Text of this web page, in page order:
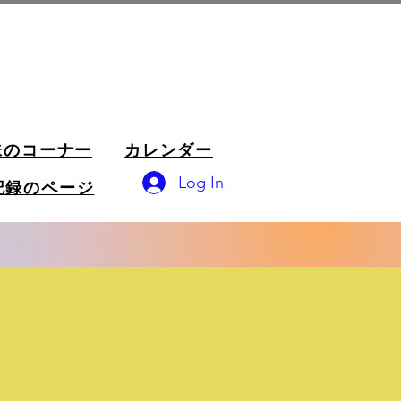
のコーナー
カレンダー
録のページ Log In